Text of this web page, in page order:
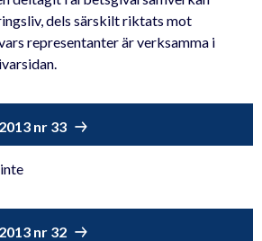
dels särskilt riktats mot
representanter är verksamma i
nr 33
nr 32